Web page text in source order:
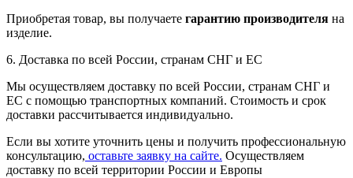
Приобретая товар, вы получаете гарантию производителя на
изделие.
6. Доставка по всей России, странам СНГ и ЕС
Мы осуществляем доставку по всей России, странам СНГ и
ЕС с помощью транспортных компаний. Стоимость и срок
доставки рассчитывается индивидуально.
Если вы хотите уточнить цены и получить профессиональную
консультацию, оставьте заявку на сайте. Осуществляем
доставку по всей территории России и Европы